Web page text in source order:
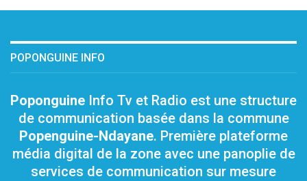
POPONGUINE INFO
Poponguine Info Tv et Radio est une structure
de communication basée dans la commune
Popenguine-Ndayane. Première plateforme
média digital de la zone avec une panoplie de
services de communication sur mesure